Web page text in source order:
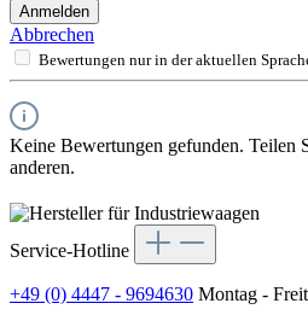
Anmelden
Abbrechen
Bewertungen nur in der aktuellen
Keine Bewertungen gefunden. Teilen
anderen.
Service-Hotline
+49 (0) 4447 - 9694630 Montag -